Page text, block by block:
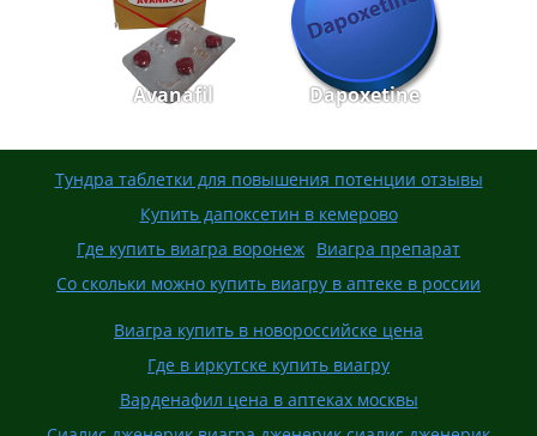
Avanafil Dapoxetine
Тундра таблетки для повышения потенции отзывы
Купить дапоксетин в кемерово
Где купить виагра воронеж Виагра препарат
Со скольки можно купить виагру в аптеке в россии
Виагра купить в новороссийске цена
Где в иркутске купить виагру
Варденафил цена в аптеках москвы